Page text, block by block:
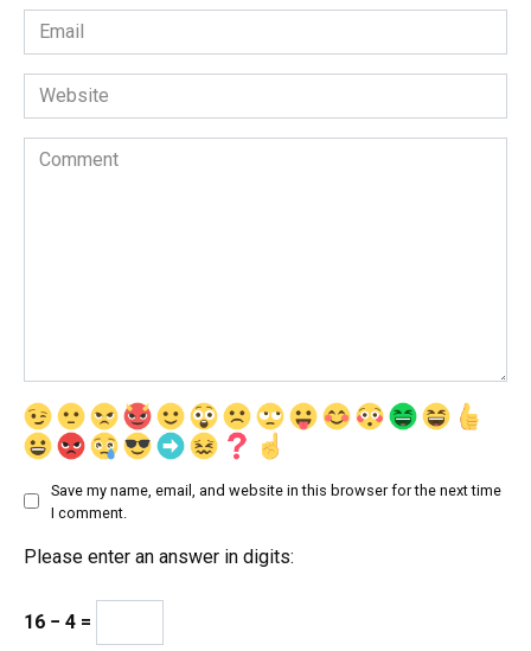
Email
*
Website
Comment
Save my name, email, and website in this browser for the next time
I comment.
Please enter an answer in digits:
16 − 4 =